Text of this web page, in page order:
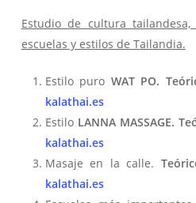
Estudio de cultura
escuelas y estilos de Tailandia.
Estilo puro WAT PO.
kalathai.es
Estilo LANNA MASSAGE.
kalathai.es
Masaje en la calle.
kalathai.es